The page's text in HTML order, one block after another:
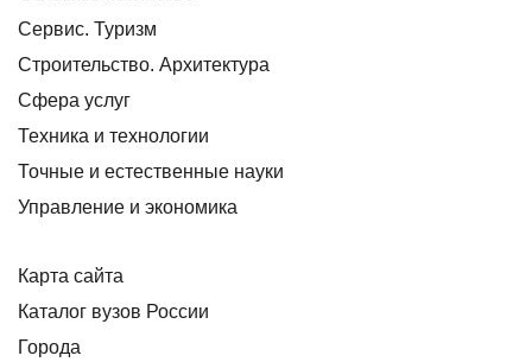
Сервис. Туризм
Строительство. Архитектура
Сфера услуг
Техника и технологии
Точные и естественные науки
Управление и экономика
Карта сайта
Каталог вузов России
Города